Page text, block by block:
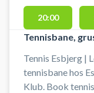
tennisbane og
indendørs i
hard court
Medbring selv
20:00
Tennisbane,
Tennis Esbjerg |
tennisbane hos
Klub. Book